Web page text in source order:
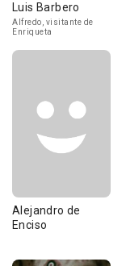
Luis Barbero
Alfredo, visitante de
Enriqueta
Alejandro de
Enciso